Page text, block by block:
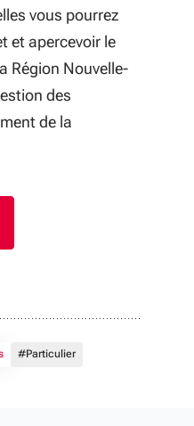
vous pourrez
et apercevoir le
Région Nouvelle-
des
de la
#Particulier